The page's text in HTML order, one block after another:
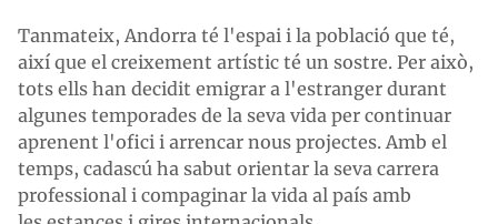
Tanmateix, Andorra té l'espai i la població que té,
així que el creixement artístic té un sostre. Per això,
tots ells han decidit emigrar a l'estranger durant
algunes temporades de la seva vida per continuar
aprenent l'ofici i arrencar nous projectes. Amb el
temps, cadascú ha sabut orientar la seva carrera
professional i compaginar la vida al país amb